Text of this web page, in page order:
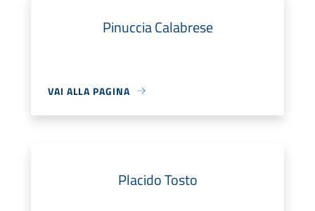
Pinuccia Calabrese
VAI ALLA PAGINA
Placido Tosto